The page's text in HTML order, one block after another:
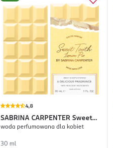
4,8
SABRINA CARPENTER Sweet
Tooth Lemon Pie
woda perfumowana dla kobiet
30 ml